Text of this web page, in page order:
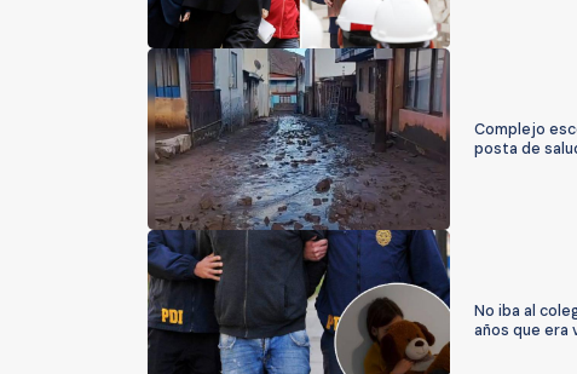
Complejo
posta de
No iba al
años que era